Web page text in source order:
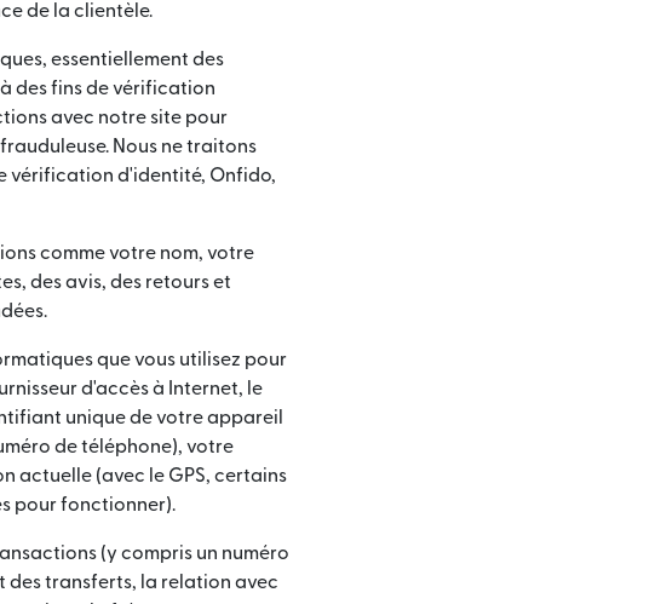
de la clientèle.
essentiellement des
des fins de vérification
avec notre site pour
Nous ne traitons
vérification d'identité, Onfido,
comme votre nom, votre
des avis, des retours et
que vous utilisez pour
d'accès à Internet, le
unique de votre appareil
de téléphone), votre
actuelle (avec le GPS, certains
pour fonctionner).
(y compris un numéro
des transferts, la relation avec